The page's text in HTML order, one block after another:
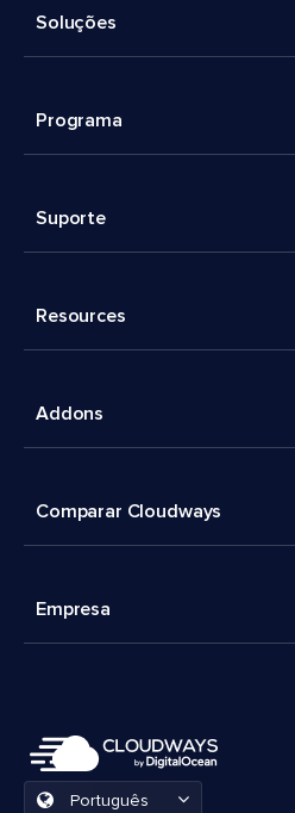
Soluções
Programa
Suporte
Resources
Addons
Comparar Cloudways
Empresa
Português